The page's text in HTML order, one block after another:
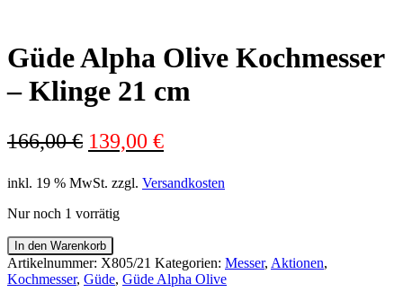
Güde Alpha Olive Kochmesser
– Klinge 21 cm
166,00€ Ursprünglicher
war:
166,00 €
139,00 €Aktueller
ist:
inkl. 19 % MwSt. zzgl. Versandkosten
Nur noch 1 vorrätig
Güde
Alpha
Olive
In den Warenkorb
Artikelnummer: X805/21 Kategorien: Messer, Aktionen,
Kochmesser, Güde, Güde Alpha Olive